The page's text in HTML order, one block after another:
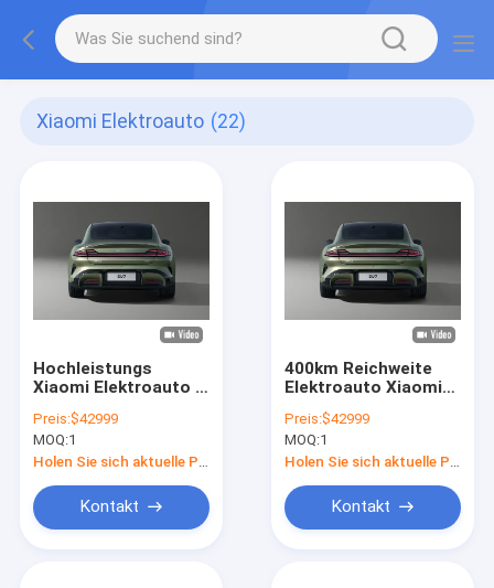
Xiaomi Elektroauto (22)
Hochleistungs
Xiaomi Elektroauto 5
Bluetooth-
Konnektivität Mobile
App-Steuerung
Preis:$42999
MOQ:1
Kontakt
400km Reichweite
Elektroauto Xiaomi
Technologisch
fortschrittliches
Auto
Preis:$42999
MOQ:1
Kontakt